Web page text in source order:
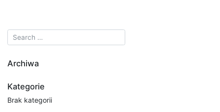
Archiwa
Kategorie
Brak kategorii